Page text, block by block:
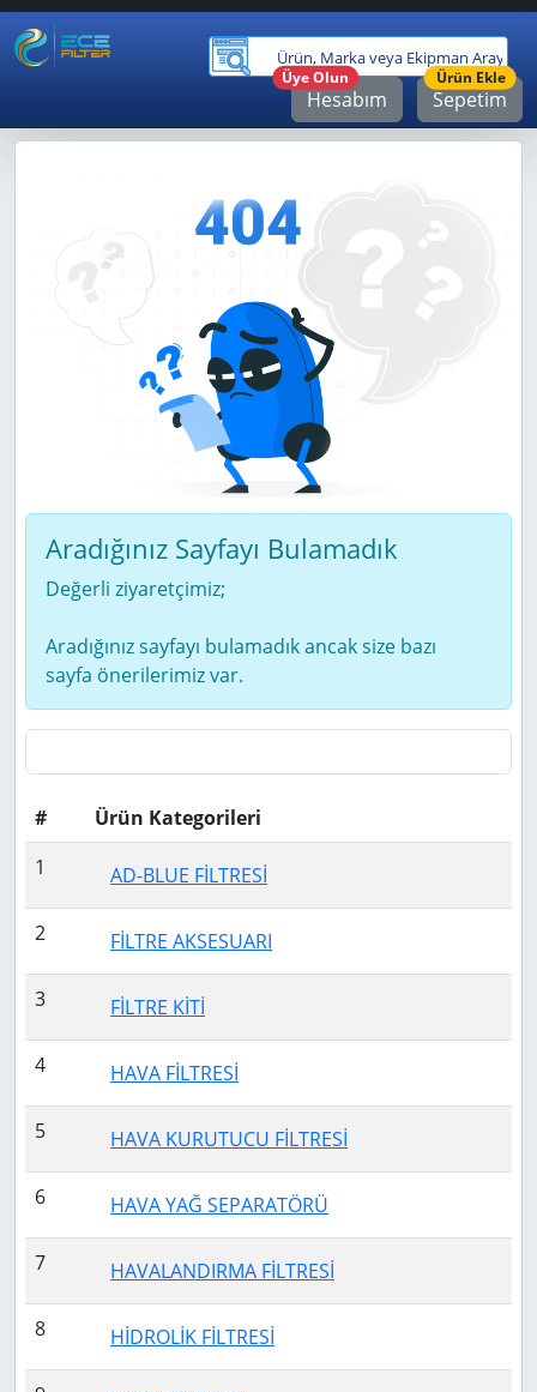
Hesabım
Üye Olun
Sepetim
Ürün Ekle
Aradığınız Sayfayı Bulamadık
Değerli ziyaretçimiz;
Aradığınız sayfayı bulamadık ancak size bazı
sayfa önerilerimiz var.
#
Ürün Kategorileri
1
AD-BLUE FİLTRESİ
2 FİLTRE AKSESUARI
3 FİLTRE KİTİ
4 HAVA FİLTRESİ
5 HAVA KURUTUCU FİLTRESİ
6 HAVA YAĞ SEPARATÖRÜ
7 HAVALANDIRMA FİLTRESİ
8 HİDROLİK FİLTRESİ